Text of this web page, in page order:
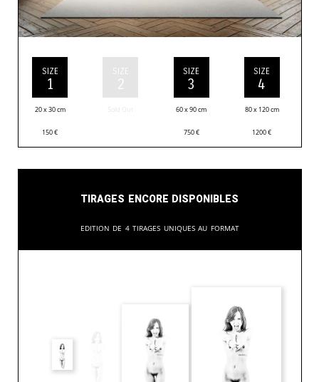
SIZE
1
20 x 30 cm
150€
SIZE
2
SIZE
3
60 x 90 cm
750€
SIZE
4
80 x 120 cm
1200€
Tirages encore disponibles
Edition de 4 tirages uniques au format